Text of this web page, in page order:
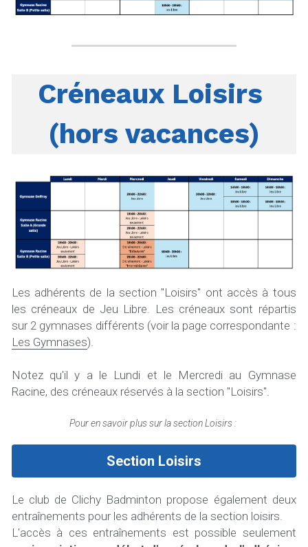
(hors vacances)
Les adhérents de la section "Loisirs" ont accès à tous
les créneaux de Jeu Libre. Les créneaux sont répartis
Les Gymnases).
Notez qu'il y a le Lundi et le Mercredi au Gymnase
Racine, des créneaux réservés à la section "Loisirs".
Pour en savoir plus sur la section Loisirs :
Section Loisirs
Le club de Clichy Badminton propose également deux
entraînements pour les adhérents de la section loisirs.
L'accès à ces entraînements est possible seulement